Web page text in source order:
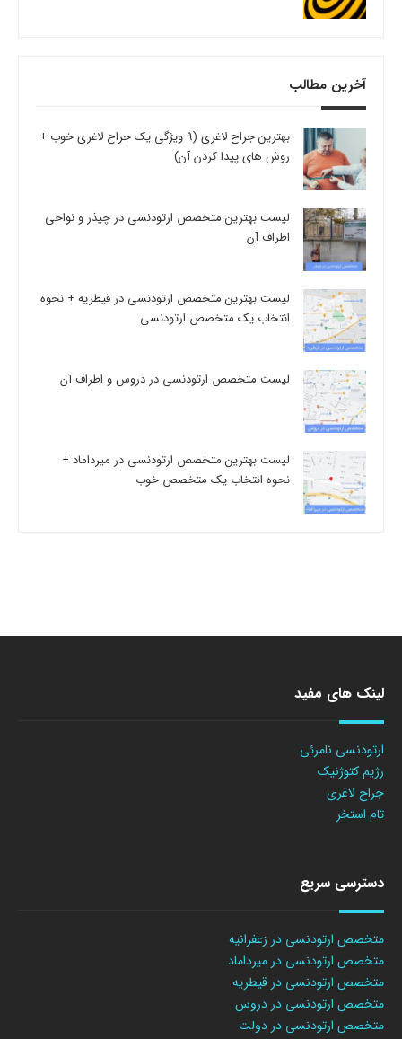
آخرین مطالب
بهترین جراح لاغری (9 ویژگی یک جراح لاغری خوب +
روش های پیدا کردن آن)
لیست بهترین متخصص ارتودنسی در چیذر و نواحی
اطراف آن
لیست بهترین متخصص ارتودنسی در قیطریه + نحوه
انتخاب یک متخصص ارتودنسی
لیست متخصص ارتودنسی در دروس و اطراف آن
لیست بهترین متخصص ارتودنسی در میرداماد +
نحوه انتخاب یک متخصص خوب
لینک های مفید
ارتودنسی نامرئی
رژیم کتوژنیک
جراح لاغری
تام استخر
دسترسی سریع
متخصص ارتودنسی در زعفرانیه
متخصص ارتودنسی در میرداماد
متخصص ارتودنسی در قیطریه
متخصص ارتودنسی در دروس
متخصص ارتودنسی در دولت